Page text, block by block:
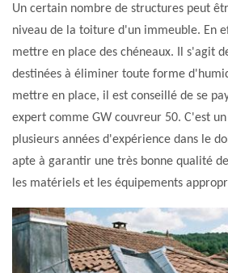
Un certain nombre de structures peut
niveau de la toiture d'un immeuble. En
mettre en place des chéneaux. Il s'agit
destinées à éliminer toute forme
mettre en place, il est conseillé de se
expert comme GW couvreur 50. C'est
plusieurs années d'expérience dans le
apte à garantir une très bonne qualité
les matériels et les équipements